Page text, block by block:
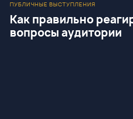
ПУБЛИЧНЫЕ ВЫСТУПЛЕНИЯ
Как правильно
вопросы аудитории